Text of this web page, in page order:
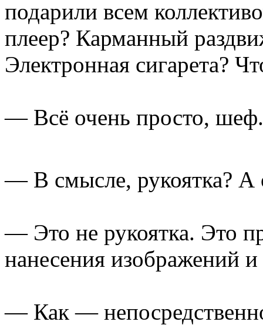
подарили всем
плеер? Карманный
Электронная сигарета?
— Всё очень просто, шеф.
— В смысле, рукоятка? А
— Это не рукоятка. Это
нанесения изображений и
— Как —